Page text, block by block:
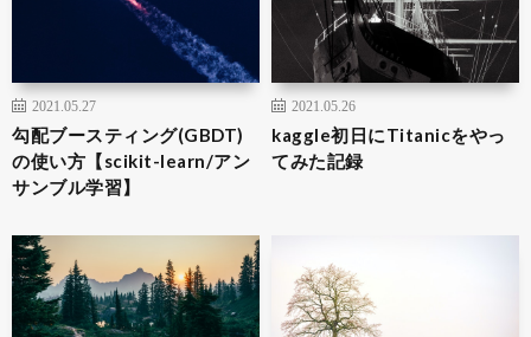
2021.05.27
勾配ブースティング(GBDT)
の使い方【scikit-learn/アン
サンブル学習】
2021.05.26
kaggle初日にTitanicをやっ
てみた記録